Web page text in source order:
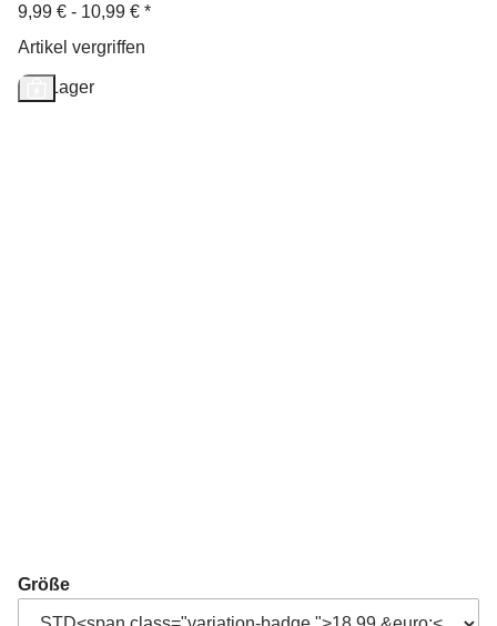
9,99 € - 10,99 € *
Artikel vergriffen
Auf Lager
Größe